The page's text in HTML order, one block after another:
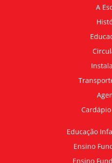
A
Educação
Ensino
Ensino